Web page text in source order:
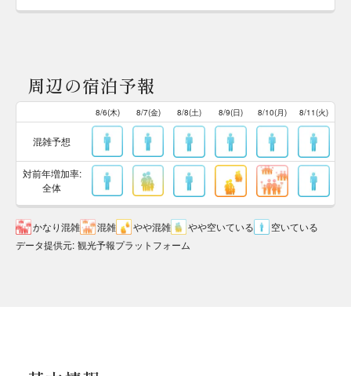
周辺の宿泊予報
8/6(木) 8/7(金) 8/8(土) 8/9(日) 8/10(月) 8/11(火)
混雑予想
対前年増加率:
全体
かなり混雑 混雑 やや混雑 やや空いている
空いている
データ提供元: 観光予報プラットフォーム